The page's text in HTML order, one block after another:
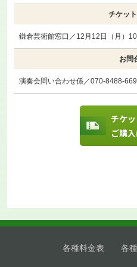
チケ
ご購
チケッ
鎌倉芸術館窓口／12月12日（月）
お問
演奏会問い合わせ係／070-8488-
各種料金表 各